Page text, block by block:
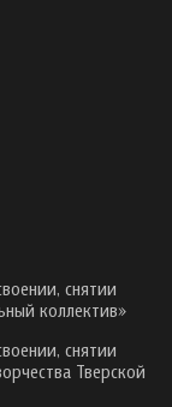
снятии
коллектив»
снятии
Тверской